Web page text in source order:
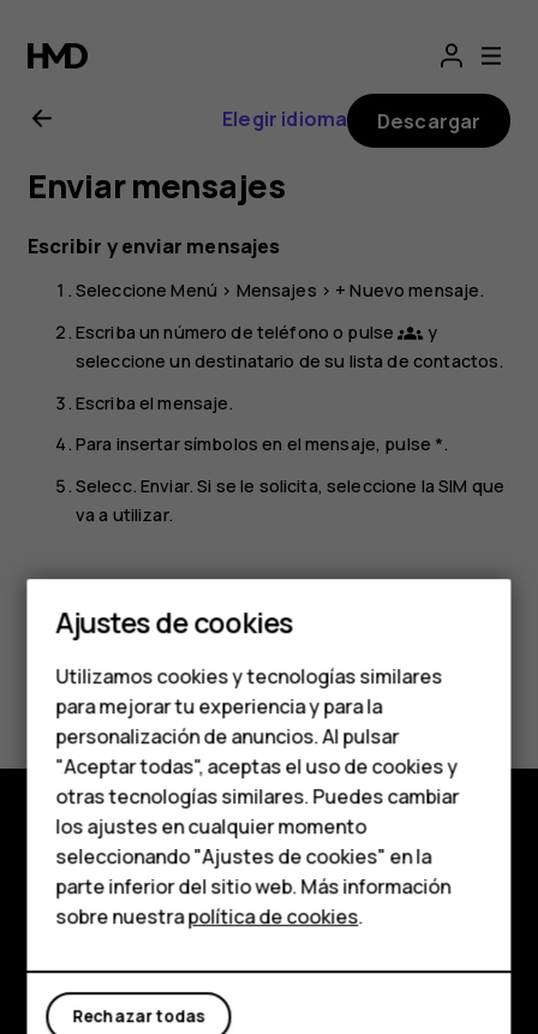
Guía
del
usuario
del
Nokia
225
4G
(2024)
Teléfonos clásicos
Teléfonos para
personas mayores
Accesorios
HMD Terra M
Para empresas
Tabletas
Tienda
Mi cuenta
Elegir idioma Descargar
Enviar mensajes
Escribir y enviar mensajes
SeleccioneMenú > Mensajes > + Nuevo mensaje.
Escriba un número de teléfono o pulsegroups y
seleccione un destinatario de su lista de contactos.
Escriba el mensaje.
Para insertar símbolos en el mensaje, pulse *.
Selecc.Enviar. Si se le solicita, seleccione la SIM que
va a utilizar.
¿Te ha parecido útil?
Sí No
Tienda
Acerca de
Asistencia
Ajustes de cookies
Utilizamos cookies y tecnologías similares
para mejorar tu experiencia y para la
personalización de anuncios. Al pulsar
"Aceptar todas", aceptas el uso de cookies y
otras tecnologías similares. Puedes cambiar
los ajustes en cualquier momento
seleccionando "Ajustes de cookies" en la
parte inferior del sitio web. Más información
sobre nuestrapolítica de cookies.
Rechazar todas